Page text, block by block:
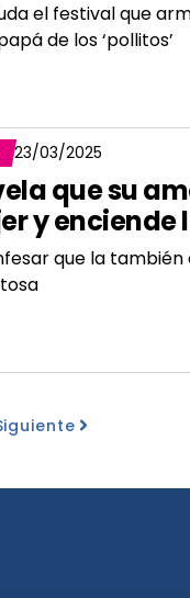
el festival que
de los ‘pollitos’
23/03/2025
que su
y enciende
que la